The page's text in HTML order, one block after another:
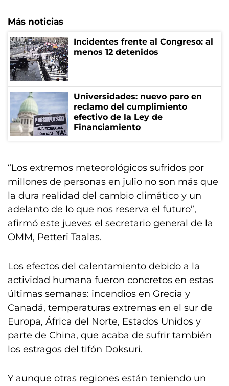
Más noticias
Incidentes frente al Congreso: al
menos 12 detenidos
Universidades: nuevo paro en
reclamo del cumplimiento
efectivo de la Ley de
Financiamiento
“Los extremos meteorológicos sufridos por
millones de personas en julio no son más que
la dura realidad del cambio climático y un
adelanto de lo que nos reserva el futuro”,
afirmó este jueves el secretario general de la
OMM, Petteri Taalas.
Los efectos del calentamiento debido a la
actividad humana fueron concretos en estas
últimas semanas: incendios en Grecia y
Canadá, temperaturas extremas en el sur de
Europa, África del Norte, Estados Unidos y
parte de China, que acaba de sufrir también
los estragos del tifón Doksuri.
Y aunque otras regiones están teniendo un